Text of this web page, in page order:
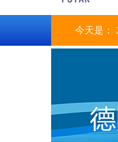
今天是：